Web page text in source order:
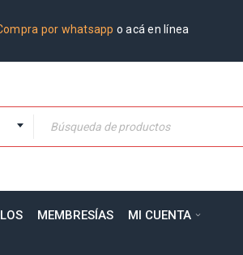
por whatsapp o acá en línea
MEMBRESÍAS MI CUENTA